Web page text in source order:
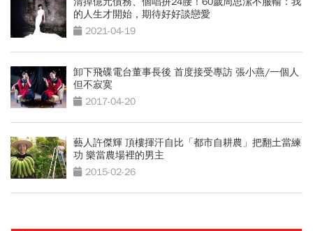
的人生才開始，期待好好談戀愛
2021-04-19
卸下飛碟電台董事長後 首度接受專訪 張小燕/一個人
但不寂寞
2017-04-20
藝人許傑輝 頂樓揮汗自比「都市自耕農」把翻土當練
功 樂當農場裡的男主
2015-02-26